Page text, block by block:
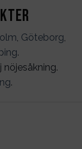
Göteborg
.
nöjesåkning.
.